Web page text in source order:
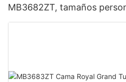
MB3682ZT, tamaños
Precio de fábrica - Muebles